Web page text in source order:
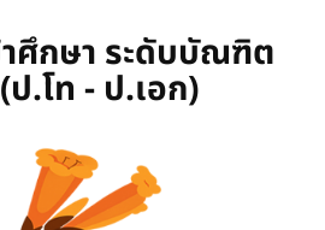
ศึกษา ระดับบัณฑิต
.โท - ป.เอก)